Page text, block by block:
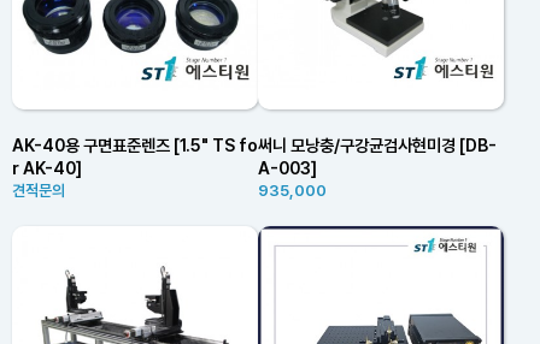
AK-40용 구면표준렌즈 [1.5" TS fo
r AK-40]
견적문의
써니 모낭충/구강균검사현미경 [DB-
A-003]
935,000